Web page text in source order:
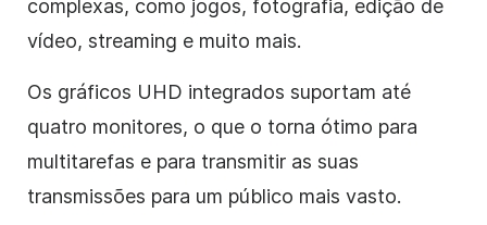
complexas, como jogos, fotografia, edição de
vídeo, streaming e muito mais.
Os gráficos UHD integrados suportam até
quatro monitores, o que o torna ótimo para
multitarefas e para transmitir as suas
transmissões para um público mais vasto.